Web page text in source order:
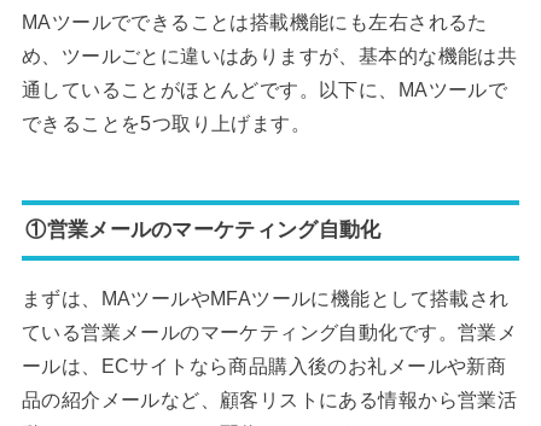
MAツールでできることは搭載機能にも左右されるた
め、ツールごとに違いはありますが、基本的な機能は共
通していることがほとんどです。以下に、MAツールで
できることを5つ取り上げます。
①営業メールのマーケティング自動化
まずは、MAツールやMFAツールに機能として搭載され
ている営業メールのマーケティング自動化です。営業メ
ールは、ECサイトなら商品購入後のお礼メールや新商
品の紹介メールなど、顧客リストにある情報から営業活